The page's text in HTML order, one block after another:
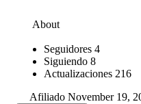
About
Seguidores 4
Siguiendo 8
Actualizaciones 216
Afiliado November 19,